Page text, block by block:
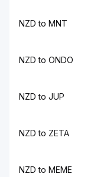
NZD to MNT
NZD to ONDO
NZD to JUP
NZD to ZETA
NZD to MEME